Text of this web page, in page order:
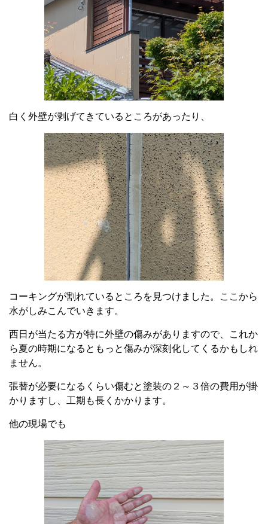
白く外壁が剥げてきているところがあったり、
コーキングが割れているところを見つけました。ここから
水がしみこんでいきます。
西日が当たる方が特に外壁の傷みがありますので、これか
ら夏の時期になるともっと傷みが深刻化してくるかもしれ
ません。
張替が必要になるくらい傷むと塗装の２～３倍の費用が掛
かりますし、工期も長くかかります。
他の現場でも